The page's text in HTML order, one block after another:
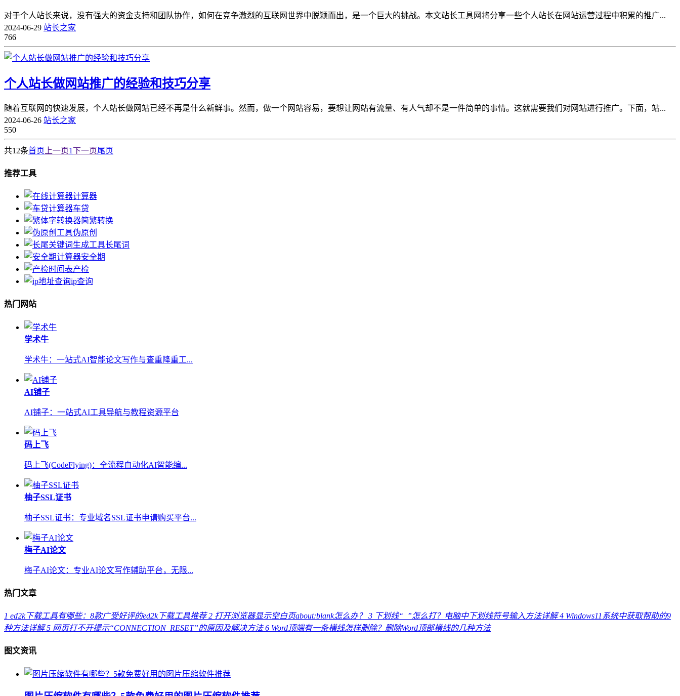
对于个人站长来说，没有强大的资金支持和团队协作，如何在竞争激烈的互联网世界中脱颖而出，是一个巨大的挑战。本文站长工具网将分享一些个人站长在网站运营过程中积累的推广...
2024-06-29 站长之家
766
个人站长做网站推广的经验和技巧分享
随着互联网的快速发展，个人站长做网站已经不再是什么新鲜事。然而，做一个网站容易，要想让网站有流量、有人气却不是一件简单的事情。这就需要我们对网站进行推广。下面，站...
2024-06-26 站长之家
550
共12条首页 上一页1下一页尾页
推荐工具
计算器
车贷
简繁转换
伪原创
长尾词
安全期
产检
ip查询
热门网站
学术牛
学术牛：一站式AI智能论文写作与查重降重工...
AI铺子
AI铺子：一站式AI工具导航与教程资源平台
码上飞
码上飞(CodeFlying)：全流程自动化AI智能编...
柚子SSL证书
柚子SSL证书：专业域名SSL证书申请购买平台...
梅子AI论文
梅子AI论文：专业AI论文写作辅助平台，无限...
热门文章
1 ed2k下载工具有哪些：8款广受好评的ed2k下载工具推荐 2 打开浏览器显示空白页about:blank怎么办？ 3 下划线“_”怎么打？电脑中下划线符号输入方法详解 4 Windows11系统中获取帮助的9
种方法详解 5 网页打不开提示“CONNECTION_RESET”的原因及解决方法 6 Word顶端有一条横线怎样删除？删除Word顶部横线的几种方法
图文资讯